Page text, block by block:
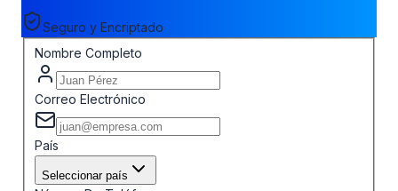
Seguro y Encriptado
Nombre Completo
Correo Electrónico
País
Seleccionar país